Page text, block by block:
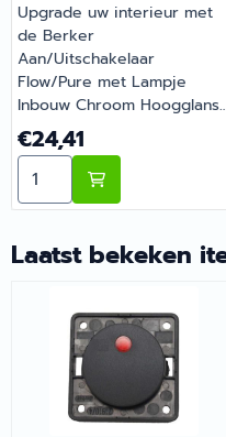
Upgrade uw interieur met
de Berker
Aan/Uitschakelaar
Flow/Pure met Lampje
Inbouw Chroom Hoogglans
230V. Aan/uitschakelaar
met controlelampje. Voor
verlichting en
controleschakeling. Alleen
Energiezuinig en perfect
voor 12V systemen. |
Prijs: 24,41
€24,41
Aantal kiezen voor
Laatst bekeken